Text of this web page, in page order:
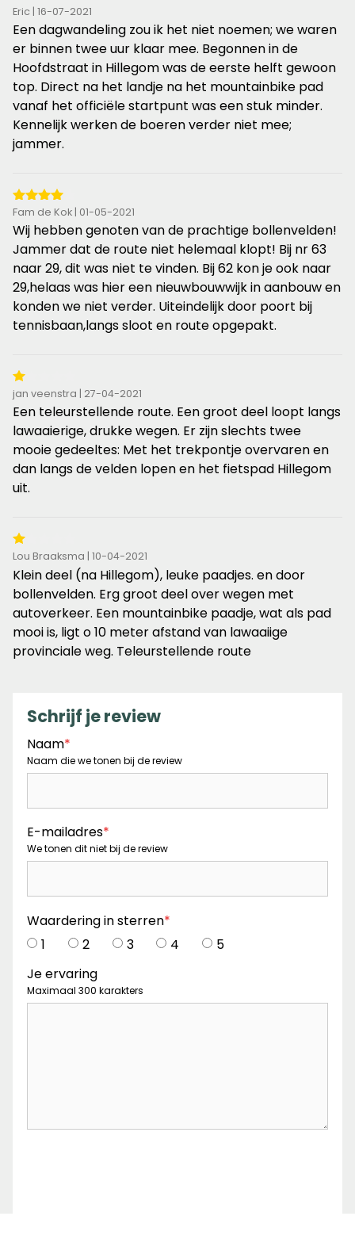
3
van
de
5
sterren
Eric | 16-07-2021
Een dagwandeling zou ik het niet noemen; we waren
er binnen twee uur klaar mee. Begonnen in de
Hoofdstraat in Hillegom was de eerste helft gewoon
top. Direct na het landje na het mountainbike pad
vanaf het officiële startpunt was een stuk minder.
Kennelijk werken de boeren verder niet mee;
jammer.
4
van
de
5
sterren
Fam de Kok | 01-05-2021
Wij hebben genoten van de prachtige bollenvelden!
Jammer dat de route niet helemaal klopt! Bij nr 63
naar 29, dit was niet te vinden. Bij 62 kon je ook naar
29,helaas was hier een nieuwbouwwijk in aanbouw en
konden we niet verder. Uiteindelijk door poort bij
tennisbaan,langs sloot en route opgepakt.
1
van
de
5
sterren
jan veenstra | 27-04-2021
Een teleurstellende route. Een groot deel loopt langs
lawaaierige, drukke wegen. Er zijn slechts twee
mooie gedeeltes: Met het trekpontje overvaren en
dan langs de velden lopen en het fietspad Hillegom
uit.
1
van
de
5
sterren
Lou Braaksma | 10-04-2021
Klein deel (na Hillegom), leuke paadjes. en door
bollenvelden. Erg groot deel over wegen met
autoverkeer. Een mountainbike paadje, wat als pad
mooi is, ligt o 10 meter afstand van lawaaiige
provinciale weg. Teleurstellende route
Schrijf je review
Naam*
Naam die we tonen bij de review
E-mailadres*
We tonen dit niet bij de review
Waardering in sterren*
1
2 3 4
5
Je ervaring
Maximaal 300 karakters